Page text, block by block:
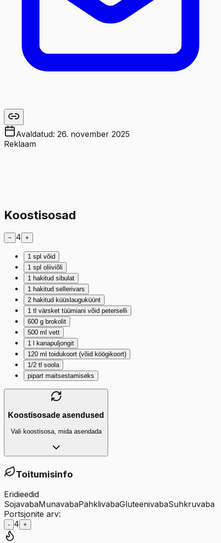
Avaldatud: 26. november 2025
Reklaam
Koostisosad
− 4 +
1 spl võid
1 spl oliiviõli
1 hakitud sibulat
1 hakitud sellerivars
2 hakitud küüslauguküünt
1 tl värsket tüümiani võid peterselli
600 g brokolit
500 ml vett
1 l kanapuljongit
120 ml toidukoort (võid köögikoort)
1/2 tl soola
pipart maitsestamiseks
Koostisosade asendused
Vali koostisosa, mida asendada
Toitumisinfo
Eridieedid
SojavabaMunavabaPähklivabaGluteenivabaSuhkruvaba
Portsjonite arv:
- 4 +